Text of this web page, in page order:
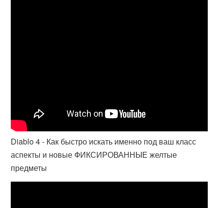
Diablo 4 - Как быстро искать именно под ваш класс
аспекты и новые ФИКСИРОВАННЫЕ желтые
предметы